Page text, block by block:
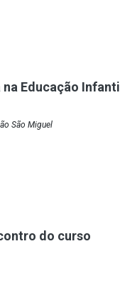
Educação Infantil
São Miguel
do curso